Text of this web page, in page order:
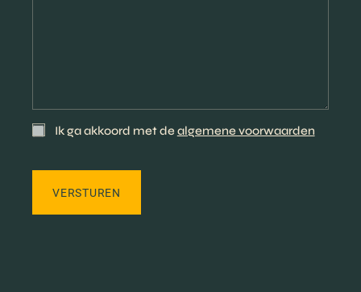
Ik ga akkoord met dealgemene voorwaarden